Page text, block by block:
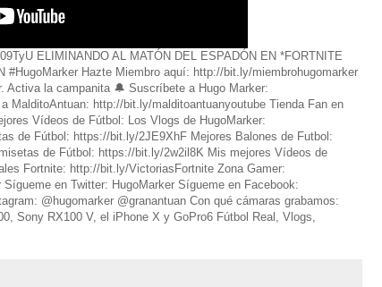
ELIMINANDO AL MATÓN DEL ESPADÓN EN *FORTNITE
#HugoMarker Hazte Miembro aquí: http://bit.ly/miembrohugomarker
Activa la campanita 🔔 Suscríbete a Hugo Marker:
MalditoAntuan: http://bit.ly/malditoantuanyoutube Tienda Fan en
Vídeos de Fútbol: Los Vlogs de HugoMarker:
de Fútbol: https://bit.ly/2JE9XhF Mejores Balones de Futbol:
de Fútbol: https://bit.ly/2w2il8K Mis mejores Vídeos de
Fortnite: http://bit.ly/VictoriasFortnite Zona Gamer:
en Twitter: HugoMarker Sígueme en Facebook:
@hugomarker @granantuan Con qué cámaras grabamos:
Sony RX100 V, el iPhone X y GoPro6 Fútbol Real, Vlogs,